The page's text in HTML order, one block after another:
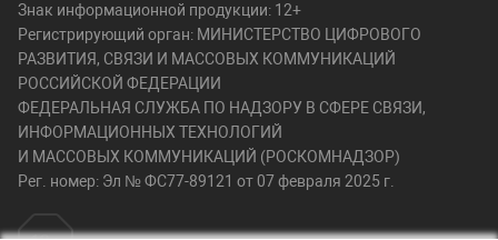
Знак информационной продукции: 12+
Регистрирующий орган: МИНИСТЕРСТВО ЦИФРОВОГО
РАЗВИТИЯ, СВЯЗИ И МАССОВЫХ КОММУНИКАЦИЙ
РОССИЙСКОЙ ФЕДЕРАЦИИ
ФЕДЕРАЛЬНАЯ СЛУЖБА ПО НАДЗОРУ В СФЕРЕ СВЯЗИ,
ИНФОРМАЦИОННЫХ ТЕХНОЛОГИЙ
И МАССОВЫХ КОММУНИКАЦИЙ (РОСКОМНАДЗОР)
Рег. номер: Эл № ФС77-89121 от 07 февраля 2025 г.